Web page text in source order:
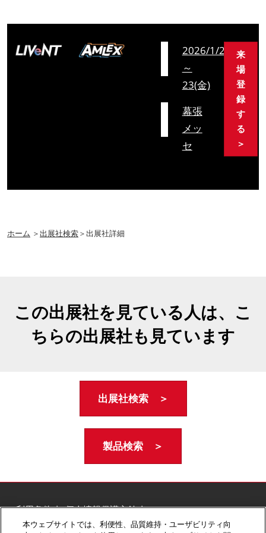
2026/1/21(水)
～
23(金)
幕張
メッ
セ
来
場
登
録
す
る
＞
ホーム ＞出展社検索＞出展社詳細
この出展社を見ている人は、こ
ちらの出展社も見ています
出展社検索 ＞
製品検索 ＞
ご利用条件
個人情報保護方針
個人情報に関する修正・利用停止など
本ウェブサイトでは、利便性、品質維持・ユーザビリティ向